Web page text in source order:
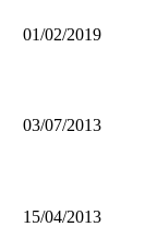
01/02/2019
03/07/2013
15/04/2013